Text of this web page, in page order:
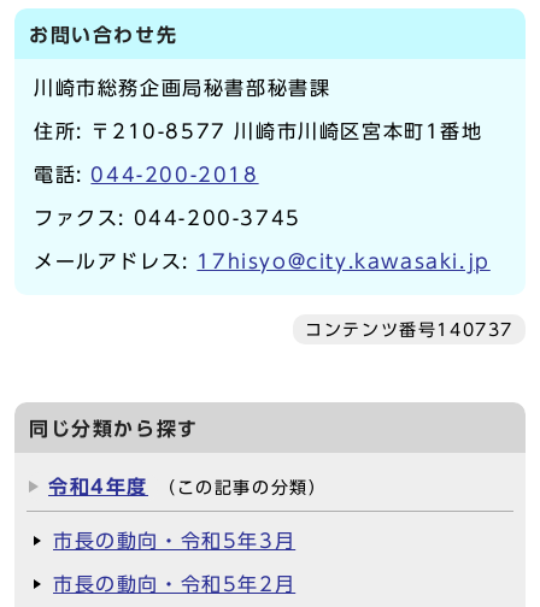
お問い合わせ先
川崎市総務企画局秘書部秘書課
住所: 〒210-8577 川崎市川崎区宮本町1番地
電話: 044-200-2018
ファクス: 044-200-3745
メールアドレス: 17hisyo@city.kawasaki.jp
コンテンツ番号140737
同じ分類から探す
令和4年度 （この記事の分類）
市長の動向・令和5年3月
市長の動向・令和5年2月